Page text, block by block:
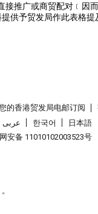
推广或商贸配对﹝因
供予贸发局作此表格提
的香港贸发局电邮订阅
عربى 한국어
日本語
安备 11010102003523号